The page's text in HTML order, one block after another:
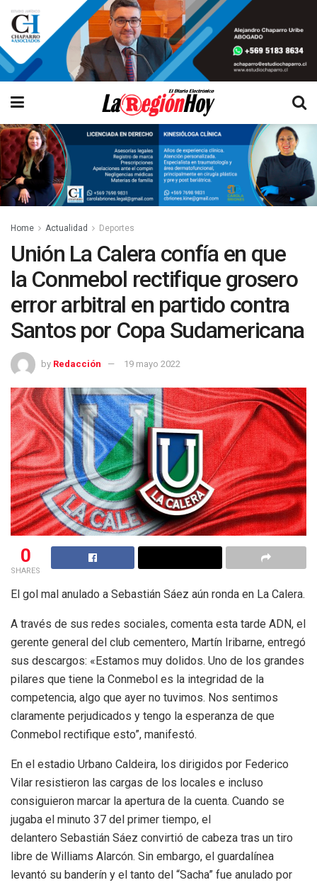
Home Actualidad Deportes
Unión La Calera confía en que
la Conmebol rectifique grosero
error arbitral en partido contra
Santos por Copa Sudamericana
by Redacción 19 mayo 2022
0
SHARES
El gol mal anulado a Sebastián Sáez aún ronda en La Calera.
A través de sus redes sociales, comenta esta tarde ADN, el
gerente general del club cementero, Martín Iribarne, entregó
sus descargos: «Estamos muy dolidos. Uno de los grandes
pilares que tiene la Conmebol es la integridad de la
competencia, algo que ayer no tuvimos. Nos sentimos
claramente perjudicados y tengo la esperanza de que
Conmebol rectifique esto”, manifestó.
En el estadio Urbano Caldeira, los dirigidos por Federico
Vilar resistieron las cargas de los locales e incluso
consiguieron marcar la apertura de la cuenta. Cuando se
jugaba el minuto 37 del primer tiempo, el
delantero Sebastián Sáez convirtió de cabeza tras un tiro
libre de Williams Alarcón. Sin embargo, el guardalínea
levantó su banderín y el tanto del “Sacha” fue anulado por